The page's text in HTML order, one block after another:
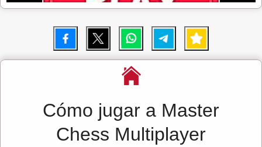
Cómo jugar a Master
Chess Multiplayer